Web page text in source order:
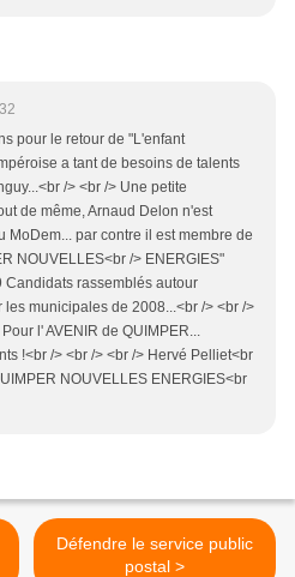
pour le retour de "L'enfant
a tant de besoins de talents
/> <br /> Une petite
de même, Arnaud Delon n'est
MoDem... par contre il est membre de
NOUVELLES<br /> ENERGIES"
Candidats rassemblés autour
municipales de 2008...<br /> <br />
l' AVENIR de QUIMPER...
!<br /> <br /> <br /> Hervé Pelliet<br
NOUVELLES ENERGIES<br
Défendre le service public
postal >